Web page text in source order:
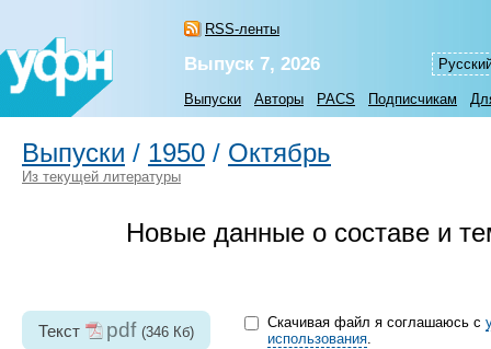
RSS-ленты
Выпуск 7, 2026
Выпуски Авторы PACS Подписчикам
Выпуски / 1950 / Октябрь
Из текущей литературы
Новые данные о составе и
Текст pdf (346 Кб)
Скачивая файл я соглашаюсь с
использования.